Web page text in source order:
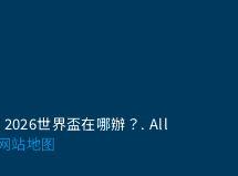
世界盃在哪辦？. All
站地图